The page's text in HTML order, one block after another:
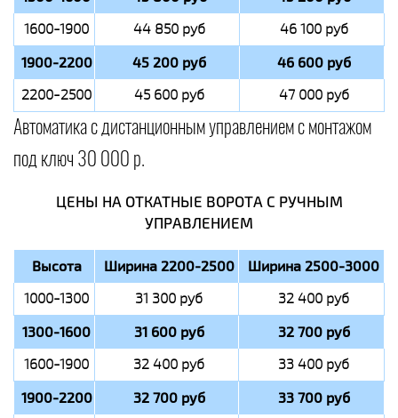
1600-1900 44 850 руб 46 100 руб
1900-2200 45 200 руб 46 600 руб
2200-2500 45 600 руб 47 000 руб
Автоматика с дистанционным управлением с монтажом
под ключ 30 000 р.
ЦЕНЫ НА ОТКАТНЫЕ ВОРОТА С РУЧНЫМ
УПРАВЛЕНИЕМ
Высота Ширина 2200-2500 Ширина 2500-3000
1000-1300 31 300 руб 32 400 руб
1300-1600 31 600 руб 32 700 руб
1600-1900 32 400 руб 33 400 руб
1900-2200 32 700 руб 33 700 руб